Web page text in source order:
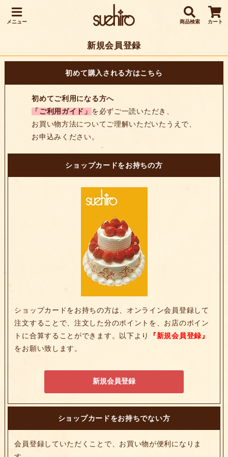
メニュー 商品検索 カート
新規会員登録
初めて購入される方はこちら
初めてご利用になる方へ
「ご利用ガイド」 を必ずご一読いただき、
お買い物方法についてご理解いただいたうえで、
お申込みください。
ショップカードをお持ちの方
ショップカードをお持ちの方は、オンライン会員登録して
注文することで、注文した分のポイントを、お店のポイン
トに合算することができます。以下より
『新規会員登録』
をお願い致します。
新規会員登録
ショップカードをお持ちでない方
会員登録していただくことで、お買い物が便利になりま